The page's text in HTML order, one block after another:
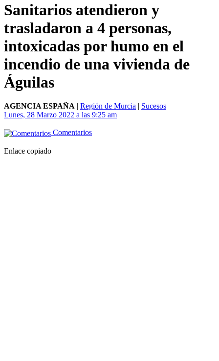
Sanitarios atendieron y
trasladaron a 4 personas,
intoxicadas por humo en el
incendio de una vivienda de
Águilas
AGENCIA ESPAÑA | Región de Murcia | Sucesos
Lunes, 28 Marzo 2022 a las 9:25 am
Comentarios
Enlace copiado